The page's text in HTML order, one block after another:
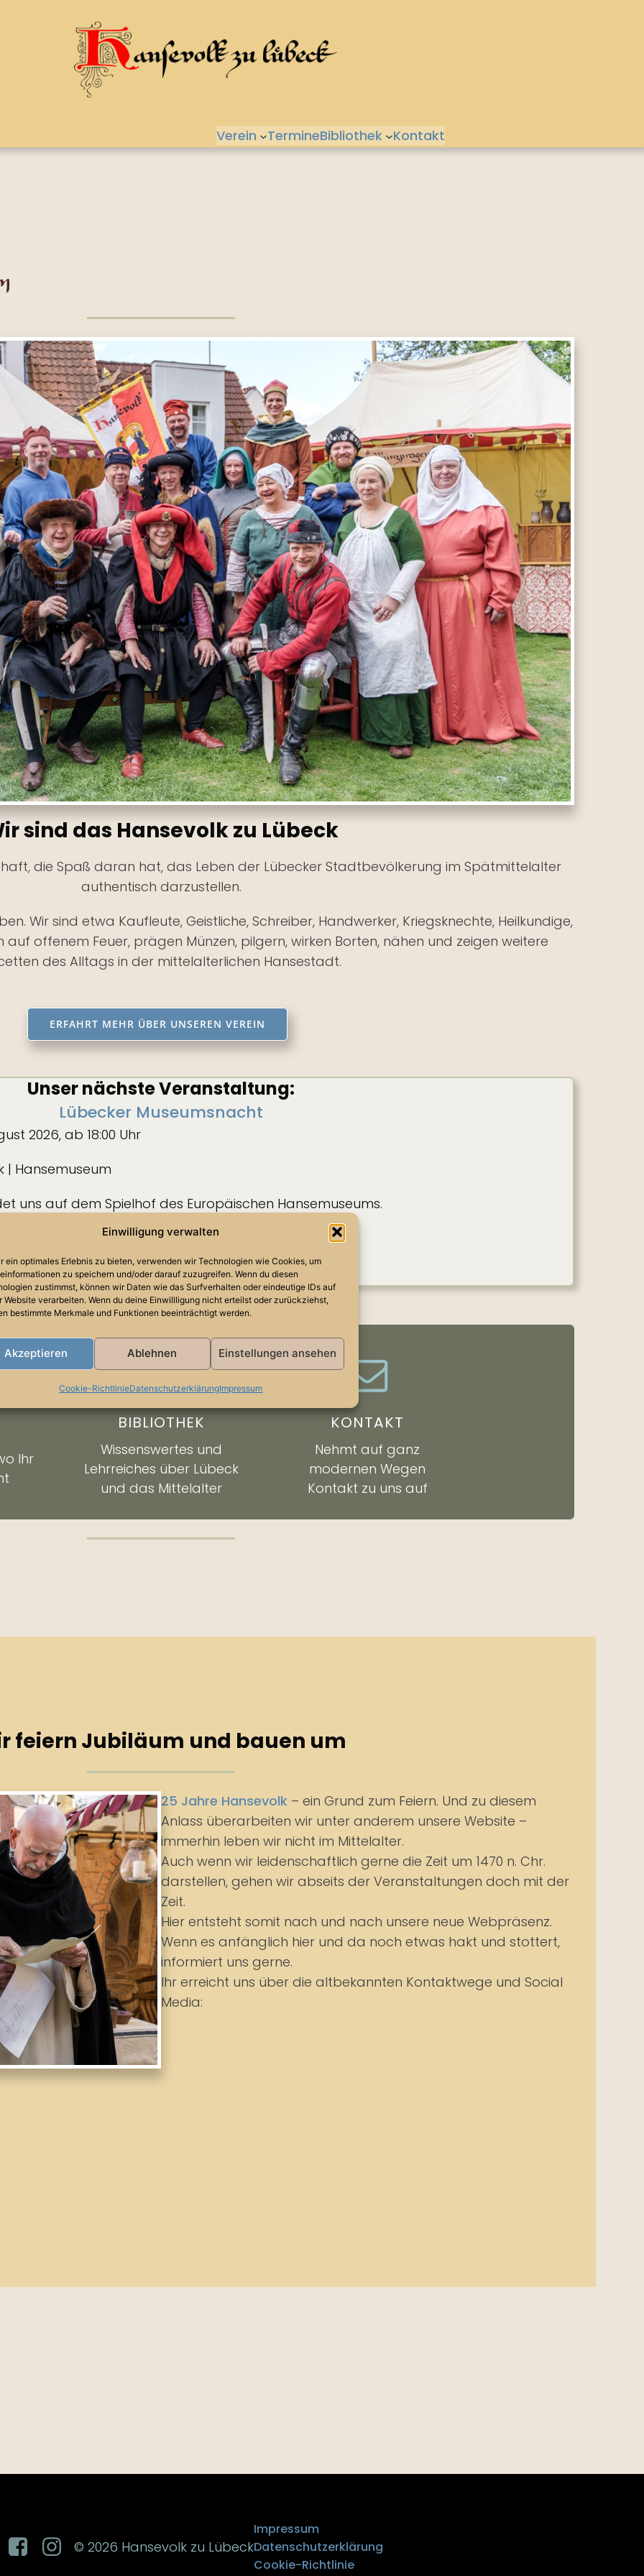
Einwilligung verwalten
ein optimales Erlebnis zu bieten, verwenden wir Technologien wie Cookies, um
zu speichern und/oder darauf zuzugreifen. Wenn du diesen
zustimmst, können wir Daten wie das Surfverhalten oder eindeutige IDs auf
Website verarbeiten. Wenn du deine Einwillligung nicht erteilst oder zurückziehst,
bestimmte Merkmale und Funktionen beeinträchtigt werden.
Akzeptieren Ablehnen Einstellungen ansehen
Cookie-RichtlinieDatenschutzerklärungImpressum
Verein TermineBibliothek Kontakt
sind das Hansevolk zu Lübeck
die Spaß daran hat, das Leben der Lübecker Stadtbevölkerung im Spätmittelalter
authentisch darzustellen.
Wir sind etwa Kaufleute, Geistliche, Schreiber, Handwerker, Kriegsknechte, Heilkundige,
auf offenem Feuer, prägen Münzen, pilgern, wirken Borten, nähen und zeigen weitere
des Alltags in der mittelalterlichen Hansestadt.
ERFAHRT MEHR ÜBER UNSEREN VEREIN
Unser nächste Veranstaltung:
Lübecker Museumsnacht
2026, ab 18:00 Uhr
| Hansemuseum
uns auf dem Spielhof des Europäischen Hansemuseums.
TAGE
02
STUNDEN
03
MINUTEN SECONDS
23 days, 2 hours, 3 minutes, 36 seconds remaining
Ihr
BIBLIOTHEK
Wissenswertes und
Lehrreiches über Lübeck
und das Mittelalter
KONTAKT
Nehmt auf ganz
modernen Wegen
Kontakt zu uns auf
feiern Jubiläum und bauen um
25 Jahre Hansevolk – ein Grund zum Feiern. Und zu diesem
Anlass überarbeiten wir unter anderem unsere Website –
immerhin leben wir nicht im Mittelalter.
Auch wenn wir leidenschaftlich gerne die Zeit um 1470 n. Chr.
darstellen, gehen wir abseits der Veranstaltungen doch mit der
Zeit.
Hier entsteht somit nach und nach unsere neue Webpräsenz.
Wenn es anfänglich hier und da noch etwas hakt und stottert,
informiert uns gerne.
Ihr erreicht uns über die altbekannten Kontaktwege und Social
Media:
© 2026 Hansevolk zu Lübeck
Impressum
Datenschutzerklärung
Cookie-Richtlinie